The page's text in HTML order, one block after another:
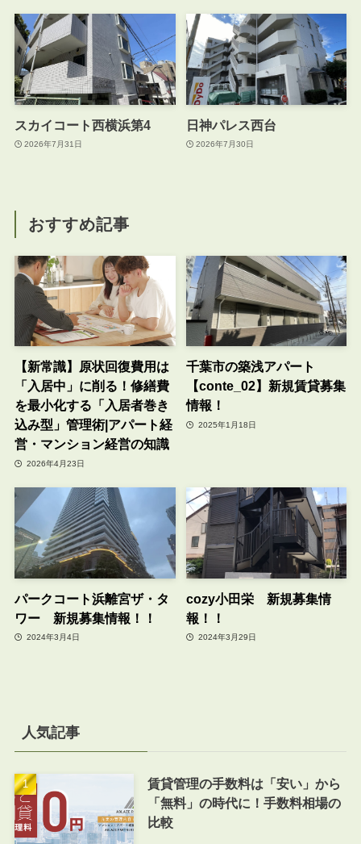
スカイコート西横浜第4
2026年7月31日
日神パレス西台
2026年7月30日
おすすめ記事
【新常識】原状回復費用は
「入居中」に削る！修繕費
を最小化する「入居者巻き
込み型」管理術|アパート経
営・マンション経営の知識
2026年4月23日
千葉市の築浅アパート
【conte_02】新規賃貸募集
情報！
2025年1月18日
パークコート浜離宮ザ・タ
ワー 新規募集情報！！
2024年3月4日
cozy小田栄 新規募集情
報！！
2024年3月29日
人気記事
賃貸管理の手数料は「安い」から
「無料」の時代に！手数料相場の
比較